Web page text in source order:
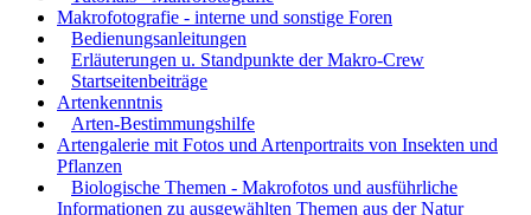
Makrofotografie - interne und sonstige Foren
Bedienungsanleitungen
Erläuterungen u. Standpunkte der Makro-Crew
Startseitenbeiträge
Artenkenntnis
Arten-Bestimmungshilfe
Artengalerie mit Fotos und Artenportraits von Insekten und
Pflanzen
Biologische Themen - Makrofotos und ausführliche
Informationen zu ausgewählten Themen aus der Natur